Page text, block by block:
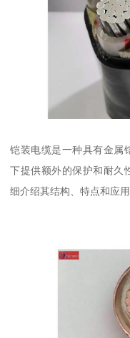
铠装电缆是一种具有金属
下提供额外的保护和耐久
细介绍其结构、特点和应用